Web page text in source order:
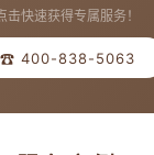
击快速获得专属服务！
☎ 400-838-5063